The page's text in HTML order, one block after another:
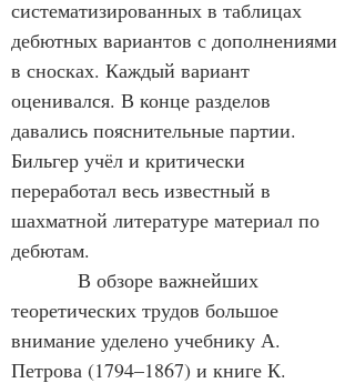
систематизированных в таблицах
дебютных вариантов с дополнениями
в сносках. Каждый вариант
оценивался. В конце разделов
давались пояснительные партии.
Бильгер учёл и критически
переработал весь известный в
шахматной литературе материал по
дебютам.
теоретических трудов большое
внимание уделено учебнику А.
Петрова (1794–1867) и книге К.